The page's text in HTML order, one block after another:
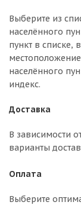
Выберите из
населённого
пункт в списке,
населённого
индекс.
Доставка
В зависимости
варианты
Оплата
Выберите